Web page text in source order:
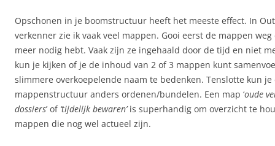
Opschonen in je boomstructuur heeft het meeste effect. In
verkenner zie ik vaak veel mappen. Gooi eerst de mappen
meer nodig hebt. Vaak zijn ze ingehaald door de tijd en niet
kun je kijken of je de inhoud van 2 of 3 mappen kunt
slimmere overkoepelende naam te bedenken. Tenslotte kun je
mappenstructuur anders ordenen/bundelen. Een map ‘oude
dossiers’ of ‘tijdelijk bewaren’is superhandig om overzicht te
mappen die nog wel actueel zijn.